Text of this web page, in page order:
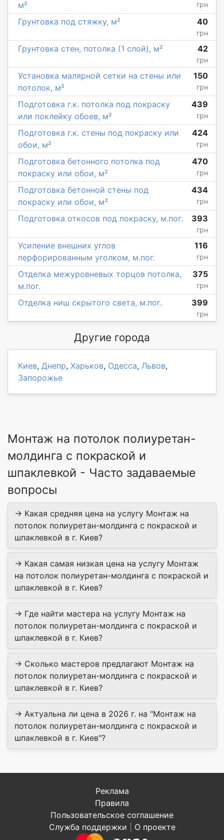
м²
грн
Грунтовка под стяжку, м² 40
грн
Грунтовка стен, потолка (1 слой), м² 42
грн
Установка малярной сетки на стены или
потолок, м²
150
грн
Подготовка г.к. потолка под покраску
или поклейку обоев, м²
439
грн
Подготовка г.к. стены под покраску или
обои, м²
424
грн
Подготовка бетонного потолка под
покраску или обои, м²
470
грн
Подготовка бетонной стены под
покраску или обои, м²
434
грн
Подготовка откосов под покраску, м.пог. 393
грн
Усиление внешних углов
перфорированным уголком, м.пог.
116
грн
Отделка межуровневых торцов потолка,
м.пог.
375
грн
Отделка ниш скрытого света, м.пог. 399
грн
Другие города
Киев, Днепр, Харьков, Одесса, Львов,
Запорожье
Монтаж на потолок полиуретан-
молдинга c покраской и
шпаклевкой - Часто задаваемые
вопросы
→ Какая средняя цена на услугу Монтаж на
потолок полиуретан-молдинга c покраской и
шпаклевкой в г. Киев?
→ Какая самая низкая цена на услугу Монтаж
на потолок полиуретан-молдинга c покраской и
шпаклевкой в г. Киев?
→ Где найти мастера на услугу Монтаж на
потолок полиуретан-молдинга c покраской и
шпаклевкой в г. Киев?
→ Сколько мастеров предлагают Монтаж на
потолок полиуретан-молдинга c покраской и
шпаклевкой в г. Киев?
→ Актуальна ли цена в 2026 г. на "Монтаж на
потолок полиуретан-молдинга c покраской и
шпаклевкой в г. Киев"?
Реклама
Правила
Пользовательское соглашение
Служба поддержки
О проекте